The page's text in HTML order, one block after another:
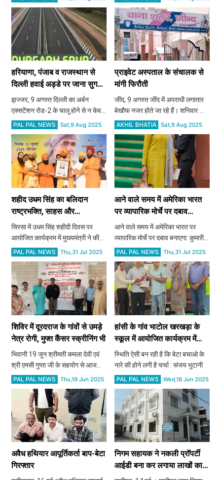
कार्यक्रम में कार्यकर्ताओं का उत्साहपूर्ण
जमावड़ा देखने क
देश के दुश्मन डरकर भाग जाते हैं। देश
आजादी की
हरियाणा, पंजाब व राजस्थान से
दिल्ली हवाई अड्डे पर जाना सुगम
करेगा यूईआर-2
झज्जर, 9 अगस्त दिल्ली का अर्बन
एक्सटेंशन रोड-2 के चालू होने से न केवल
दिल्ली में वाहनों की भीड़ कम करने में मदद
करेगा बल्कि हरियाणा के 20 जिलों, पंजाब
और राजस्थान के कई जिलों से दिल्ली
हवाई अड्डे जान
PAL PAL NEWS Sat,9 Aug 2025
प्राइवेट अस्पताल के संचालक से
मांगी फिरौती
जींद, 9 अगस्त जींद में अपराधी लगातार
बेखौफ नजर होते जा रहे हैं। शनिवार को
लगातार दूसरे दिन प्राइवेट अस्पताल
संचालक से फिरौती मांगने का मामला
सामने आया है। शहर थाना पुलिस ने
प्राइवेट अस्पताल के मैनेजर
AKHIL BHATIA Sat,9 Aug 2025
शहीद उधम सिंह का बलिदान
राष्ट्रभक्ति, साहस और
आत्मबलिदान का अनुपम उदाहरण -
मुख्यमंत्री नायब सिंह सैनी
सिरसा में उधम सिंह शहीदी दिवस पर
आयोजित कार्यक्रम में मुख्यमंत्री ने की
पंचकूला में कम्बोज सभा को प्लॉट देने की
PAL PAL NEWS Thu,31 Jul 2025
आने वाले समय में अमेरिका भारत
पर व्यापारिक मोर्चे पर दबाव
बनाएगा: कुमारी सैलजा
आने वाले समय में अमेरिका भारत पर
व्यापारिक मोर्चे पर दबाव बनाएगा: कुमारी
सैलजा
PAL PAL NEWS Thu,31 Jul 2025
शिविर में दूरदराज के गांवों से उमड़े
नेत्र रोगी, मुफ्त कैंसर स्क्रीनिंग भी
भिवानी 19 जून श्रीमती कमला देवी एवं
श्री एमसी गुप्ता जी के सहयोग से आज
भिवानी परिवार मैत्री संघ के 28 वें नेत्र
जांच, निःशुल्क आप्रेशन एवं मेडिकल कैंप
का आयोजन हुआ जिसमें बड़ी संख्या में
दूरदराज के ग
PAL PAL NEWS Thu,19 Jun 2025
हांसी के गांव भाटोल खरखड़ा के
स्कूल में आयोजित कार्यक्रम में
शिक्षकों से रूबरू हुए कमिश्नर
अशोक गर्ग, किया मोटिवेट ​​​​​​​
स्थिति ऐसी बन रही है कि बेटा बचाओ के
नारे की होने लगी है चर्चा : संजय भुटानी
PAL PAL NEWS Wed,18 Jun 2025
अवैध हथियार आपूर्तिकर्ता बाप-बेटा
गिरफ्तार
निगम सहायक ने नकली प्रॉपर्टी
आईडी बना कर लगाया लाखों का
चूना